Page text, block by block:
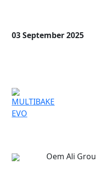
03 September 2025
Oem Ali